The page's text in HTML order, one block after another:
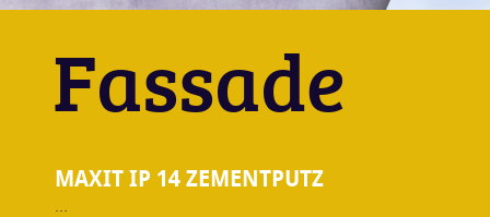
Fassade
MAXIT IP 14 ZEMENTPUTZ
…